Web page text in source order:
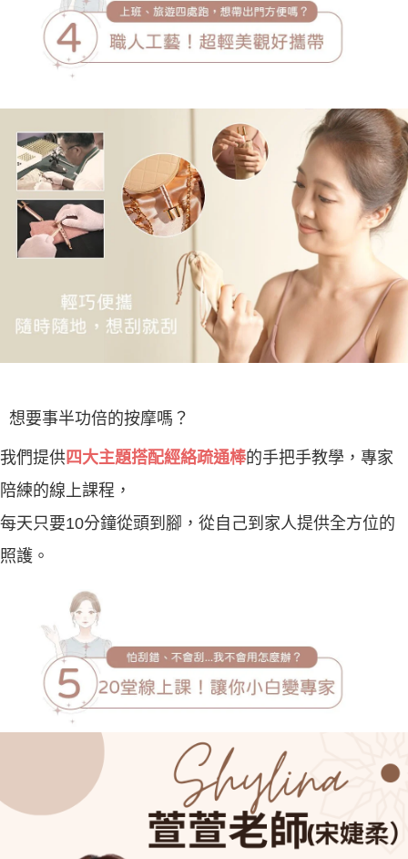
想要事半功倍的按摩嗎？
我們提供四大主題搭配經絡疏通棒的手把手教學，專家
陪練的線上課程 ，
每天只要10分鐘從頭到腳，從自己到家人提供全方位的
照護。